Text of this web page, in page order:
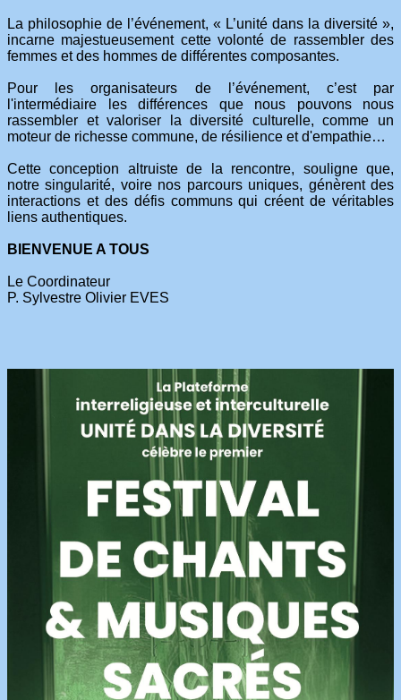
La philosophie de l’événement, « L’unité dans la diversité »,
incarne majestueusement cette volonté de rassembler des
femmes et des hommes de différentes composantes.
Pour les organisateurs de l’événement, c’est par
l'intermédiaire les différences que nous pouvons nous
rassembler et valoriser la diversité culturelle, comme un
moteur de richesse commune, de résilience et d'empathie…
Cette conception altruiste de la rencontre, souligne que,
notre singularité, voire nos parcours uniques, génèrent des
interactions et des défis communs qui créent de véritables
liens authentiques.
BIENVENUE A TOUS
Le Coordinateur
P. Sylvestre Olivier EVES